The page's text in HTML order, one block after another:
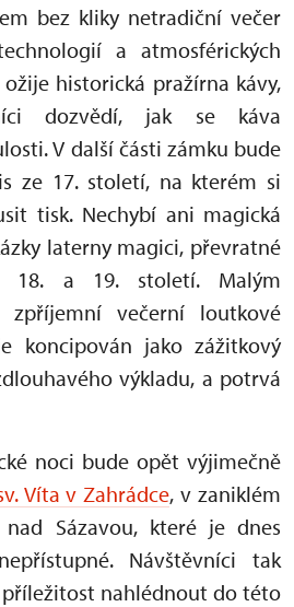
bez kliky netradiční večer
a atmosférických
historická pražírna kávy,
dozvědí, jak se káva
V další části zámku bude
ze 17. století, na kterém si
tisk. Nechybí ani magická
laterny magici, převratné
18. a 19. století. Malým
zpříjemní večerní loutkové
koncipován jako zážitkový
výkladu, a potrvá
noci bude opět výjimečně
Víta v Zahrádce, v zaniklém
Sázavou, které je dnes
Návštěvníci tak
nahlédnout do této